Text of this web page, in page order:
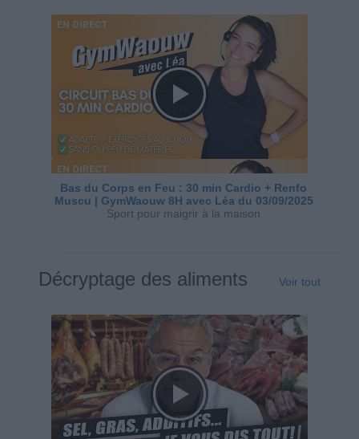
Bas du Corps en Feu : 30 min Cardio + Renfo
Muscu | GymWaouw 8H avec Léa du 03/09/2025
Sport pour maigrir à la maison
Décryptage des aliments Voir tout